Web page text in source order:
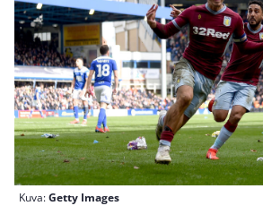
Kuva:Getty Images